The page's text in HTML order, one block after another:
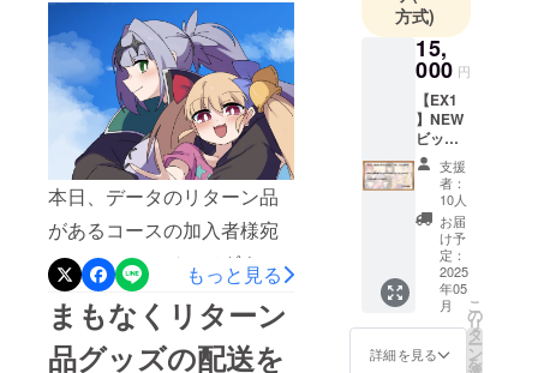
と幸いでございます。改め
まして、アンジーさん制作
のクラウドファンディング
にご支援いただきました皆
様に深く感謝いたします。
今後とも、「Lusty*Kiss
Production」のキャラク
ターたちをご愛顧のほど、
何卒よろしくお願い申し上
げます。
本日、データのリターン品
があるコースの加入者様宛
に、メッセージにてダウン
ロード用URLと、必要なも
のについてはzipファイルの
パスワードを送信しており
もっと見る
まもなくリターン
品グッズの配送を
テンツ作り
に利用でき
る素材を提
供したりと
いった、
様々な活動
を通じ、皆
様に親しん
でいただけ
れば幸いで
方式)
15,
000 円
【EX1
】NEW
ビッグ
アクリ
ルスタ
ンドプ
ラン
（15,00
0円） ■
アクリ
ルスタ
ンド イ
ラスト
レー
ター
支援
者：
10人
お届
け予
定：
2025
年05
月
詳細を見る
こ
の
リ
タ
ー
ン
を